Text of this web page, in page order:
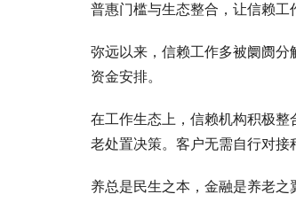
普惠门槛与生态整合，让信赖工
弥远以来，信赖工作多被阛阓
资金安排。
在工作生态上，信赖机构积极整
老处置决策。客户无需自行对接
养总是民生之本，金融是养老